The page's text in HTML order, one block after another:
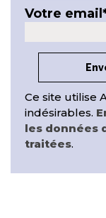
Votre email
Ce site utilise
indésirables.
les données
traitées.